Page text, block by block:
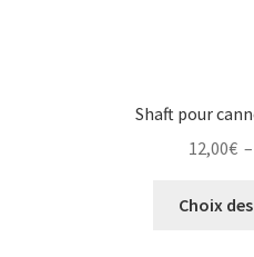
Shaft pour
12,00€ –
Choix